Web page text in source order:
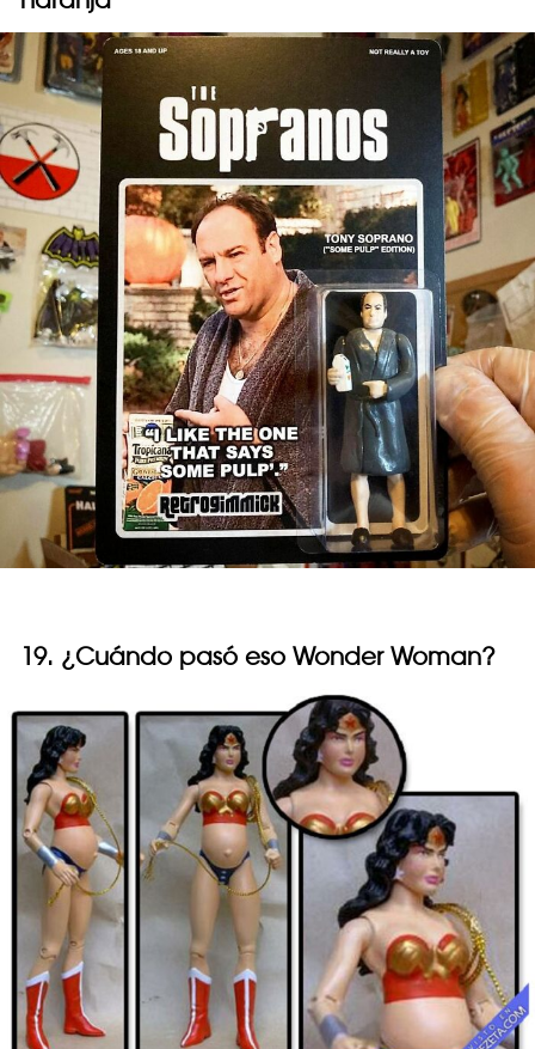
19. ¿Cuándo pasó eso Wonder Woman?